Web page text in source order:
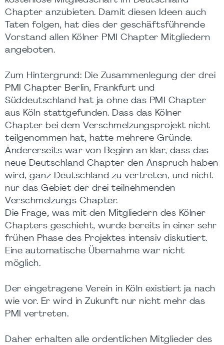
Chapter anzubieten. Damit diesen Ideen auch
Taten folgen, hat dies der geschäftsführende
Vorstand allen Kölner PMI Chapter Mitgliedern
angeboten.
Zum Hintergrund: Die Zusammenlegung der drei
PMI Chapter Berlin, Frankfurt und
Süddeutschland hat ja ohne das PMI Chapter
aus Köln stattgefunden. Dass das Kölner
Chapter bei dem Verschmelzungsprojekt nicht
teilgenommen hat, hatte mehrere Gründe.
Andererseits war von Beginn an klar, dass das
neue Deutschland Chapter den Anspruch haben
wird, ganz Deutschland zu vertreten, und nicht
nur das Gebiet der drei teilnehmenden
Verschmelzungs Chapter.
Die Frage, was mit den Mitgliedern des Kölner
Chapters geschieht, wurde bereits in einer sehr
frühen Phase des Projektes intensiv diskutiert.
Eine automatische Übernahme war nicht
möglich.
Der eingetragene Verein in Köln existiert ja nach
wie vor. Er wird in Zukunft nur nicht mehr das
PMI vertreten.
Daher erhalten alle ordentlichen Mitglieder des